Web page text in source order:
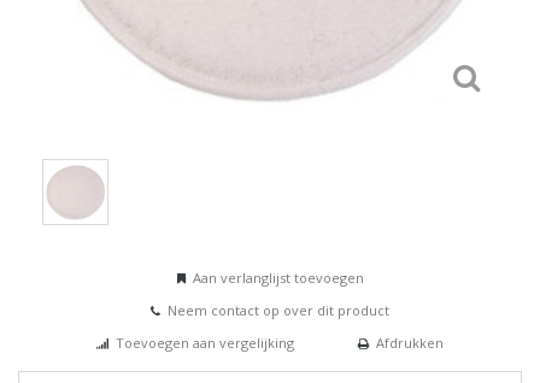
Aan verlanglijst toevoegen
Neem contact op over dit product
Toevoegen aan vergelijking
Afdrukken